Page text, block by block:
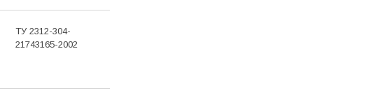
ТУ 2312-304-
21743165-2002